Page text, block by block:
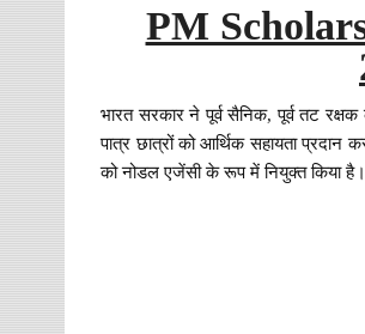
PM
भारत सरकार ने पूर्व सैनिक, पूर्व तट
पात्र छात्रों को आर्थिक सहायता
को नोडल एजेंसी के रूप में नियुक्त किया